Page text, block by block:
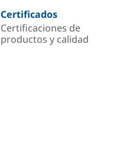
Certificados
Certificaciones de
productos y calidad